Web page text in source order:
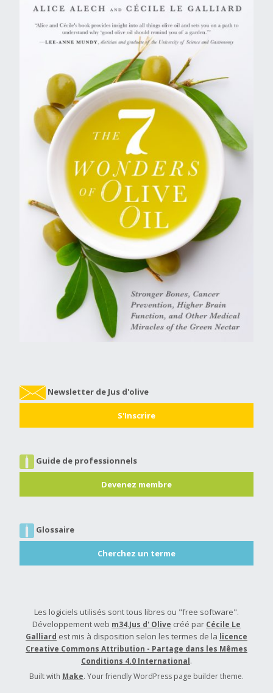
Newsletter de Jus d'olive
S'Inscrire
Guide de professionnels
Devenez membre
Glossaire
Cherchez un terme
Les logiciels utilisés sont tous libres ou "free software".
Développement web m34.Jus d' Olive créé par Cécile Le
Galliard est mis à disposition selon les termes de la licence
Creative Commons Attribution - Partage dans les Mêmes
Conditions 4.0 International.
Built with Make. Your friendly WordPress page builder theme.